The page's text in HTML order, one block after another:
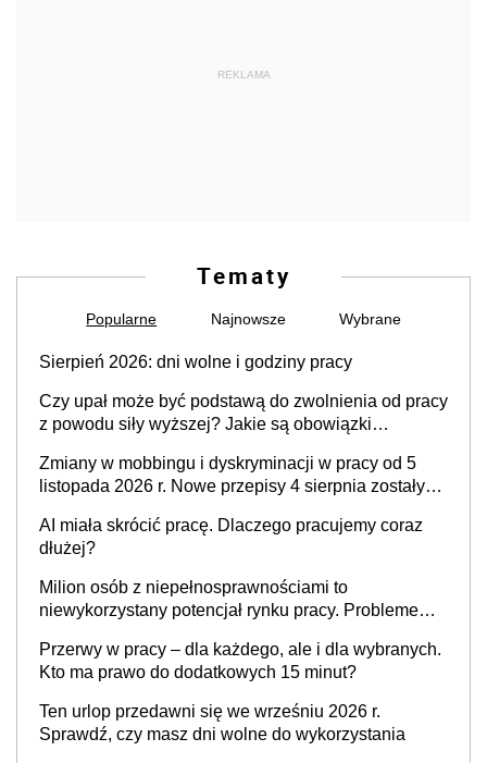
REKLAMA
Tematy
Popularne Najnowsze Wybrane
Sierpień 2026: dni wolne i godziny pracy
Czy upał może być podstawą do zwolnienia od pracy
z powodu siły wyższej? Jakie są obowiązki
Zmiany w mobbingu i dyskryminacji w pracy od 5
listopada 2026 r. Nowe przepisy 4 sierpnia zostały
AI miała skrócić pracę. Dlaczego pracujemy coraz
dłużej?
Milion osób z niepełnosprawnościami to
niewykorzystany potencjał rynku pracy. Problemem
refundacji, ale bariery po stronie systemu i
świadomości pracodawców [WYWIAD]
Przerwy w pracy – dla każdego, ale i dla wybranych.
Kto ma prawo do dodatkowych 15 minut?
Ten urlop przedawni się we wrześniu 2026 r.
Sprawdź, czy masz dni wolne do wykorzystania